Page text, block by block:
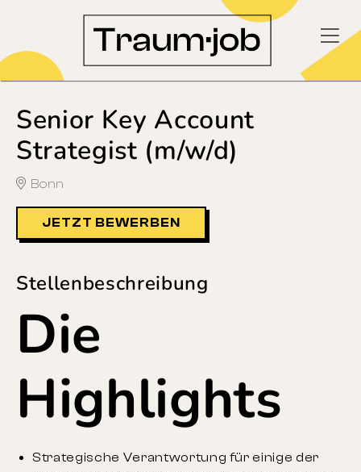
Senior Key Account
Strategist (m/w/d)
Bonn
JETZT BEWERBEN
Stellenbeschreibung
Die
Highlights
Strategische Verantwortung für einige der